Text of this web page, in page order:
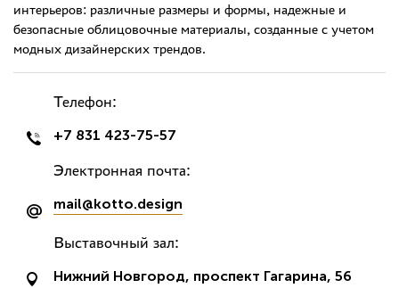
интерьеров: различные размеры и формы, надежные и
безопасные облицовочные материалы, созданные с учетом
модных дизайнерских трендов.
Телефон:
+7 831 423-75-57
Электронная почта:
mail@kotto.design
Выставочный зал:
Нижний Новгород, проспект Гагарина, 56